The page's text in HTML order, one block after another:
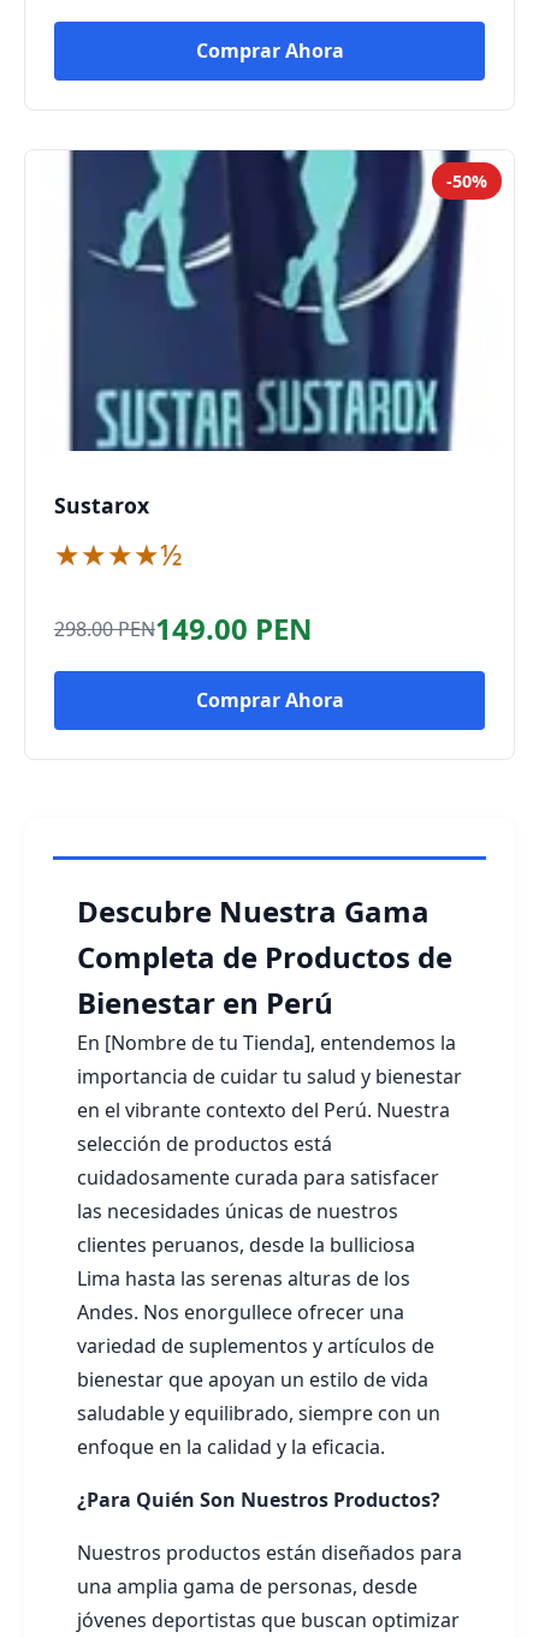
Comprar Ahora
-50%
Sustarox
★★★★½
298.00 PEN149.00 PEN
Comprar Ahora
Descubre Nuestra Gama
Completa de Productos de
Bienestar en Perú
En [Nombre de tu Tienda], entendemos la
importancia de cuidar tu salud y bienestar
en el vibrante contexto del Perú. Nuestra
selección de productos está
cuidadosamente curada para satisfacer
las necesidades únicas de nuestros
clientes peruanos, desde la bulliciosa
Lima hasta las serenas alturas de los
Andes. Nos enorgullece ofrecer una
variedad de suplementos y artículos de
bienestar que apoyan un estilo de vida
saludable y equilibrado, siempre con un
enfoque en la calidad y la eficacia.
¿Para Quién Son Nuestros Productos?
Nuestros productos están diseñados para
una amplia gama de personas, desde
jóvenes deportistas que buscan optimizar